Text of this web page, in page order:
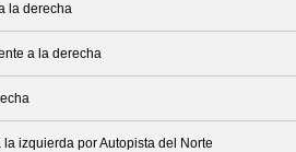
la derecha
a la derecha
izquierda por Autopista del Norte